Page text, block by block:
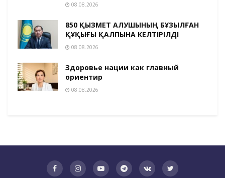
08.08.2026
850 ҚЫЗМЕТ АЛУШЫНЫҢ БҰЗЫЛҒАН
ҚҰҚЫҒЫ ҚАЛПЫНА КЕЛТІРІЛДІ
08.08.2026
Здоровье нации как главный
ориентир
08.08.2026